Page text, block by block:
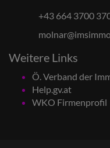
+43 664 3700
Weitere Links
Ö. Verband der
Help.gv.at
WKO Firmenprofil